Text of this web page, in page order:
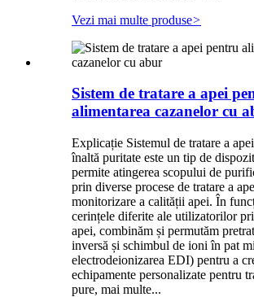
Vezi mai multe produse>
Sistem de tratare a apei
alimentarea cazanelor cu
Explicație Sistemul de tratare a
înaltă puritate este un tip de
permite atingerea scopului de
prin diverse procese de tratare a
monitorizare a calității apei. În
cerințele diferite ale utilizatorilor
apei, combinăm și permutăm
inversă și schimbul de ioni în pat
electrodeionizarea EDI) pentru a
echipamente personalizate pentru
pure, mai multe...